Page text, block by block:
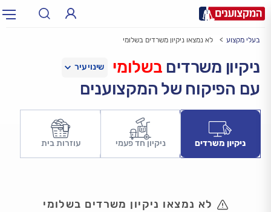
עירעיר: תל אביב, חיפה…
בעלי מקצוע לא נמצאו ניקיון משרדים בשלומי
ניקיון משרדים בשלומי
עם הפיקוח של המקצוענים
ניקיון משרדים ניקיון חד פעמי עוזרות בית
לא נמצאו ניקיון משרדים בשלומי